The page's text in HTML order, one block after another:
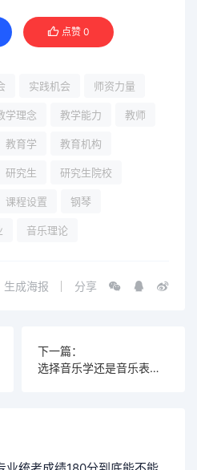
点赞 0
实践机会 师资力量
学理念 教学能力 教师
教育学 教育机构
研究生 研究生院校
课程设置 钢琴
音乐理论
生成海报 分享
下一篇：
选择音乐学还是音乐表演？职业发展前景你了解吗？